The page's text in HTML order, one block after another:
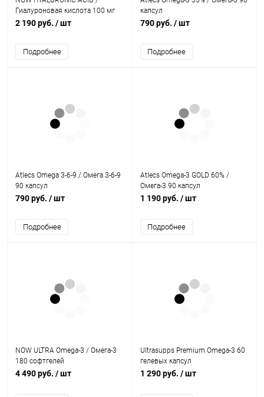
Гиалуроновая кислота 100 мг
60 капсул
2 190 руб. / шт
Подробнее
капсул
790 руб. / шт
Подробнее
Atlecs Omega 3-6-9 / Омега 3-6-9
90 капсул
790 руб. / шт
Подробнее
Atlecs Omega-3 GOLD 60% /
Омега-3 90 капсул
1 190 руб. / шт
Подробнее
NOW ULTRA Omega-3 / Омега-3
180 софтгелей
4 490 руб. / шт
Ultrasupps Premium Omega-3 60
гелевых капсул
1 290 руб. / шт